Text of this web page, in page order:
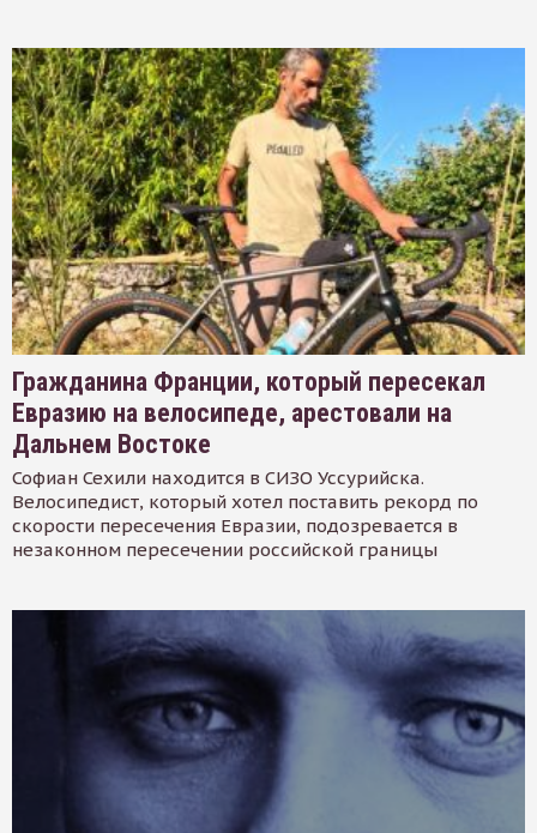
Гражданина Франции, который пересекал
Евразию на велосипеде, арестовали на
Дальнем Востоке
Софиан Сехили находится в СИЗО Уссурийска.
Велосипедист, который хотел поставить рекорд по
скорости пересечения Евразии, подозревается в
незаконном пересечении российской границы